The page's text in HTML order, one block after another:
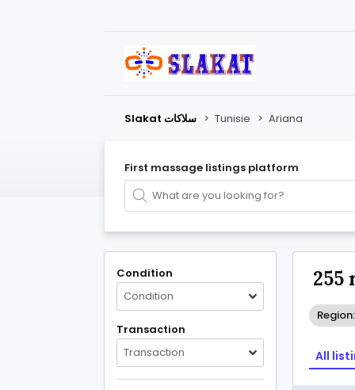
Slakat سلاكات > Tunisie > Ariana
First massage listings platform
Condition
Condition
Transaction
Transaction
255
All